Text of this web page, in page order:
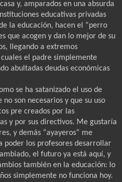
y, amparados en una absurda
educativas privadas
la educación, hacen el “perro
que acogen y dan lo mejor de su
llegando a extremos
cuales el padre simplemente
abultadas deudas económicas
se ha satanizado el uso de
son necesarios y que su uso
pre creados por las
y por sus directivos. Me gustaría
y demás “ayayeros” me
poder los profesores desarrollar
el futuro ya está aquí, y
también en la educación: lo
simplemente no funciona hoy.